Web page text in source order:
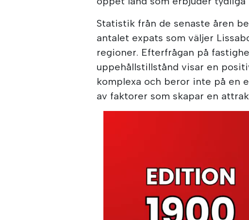
Statistik från de senaste åren
antalet expats som väljer
regioner. Efterfrågan på
uppehållstillstånd visar en
komplexa och beror inte på en
av faktorer som skapar en